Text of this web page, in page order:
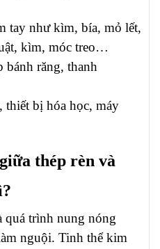
tay như kìm, bía, mỏ lết,
kìm, móc treo…
bánh răng, thanh
thiết bị hóa học, máy
thép rèn và
quá trình nung nóng
nguội. Tinh thể kim